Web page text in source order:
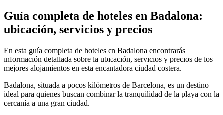
Guía completa de hoteles en Badalona:
ubicación, servicios y precios
En esta guía completa de hoteles en Badalona encontrarás
información detallada sobre la ubicación, servicios y precios de los
mejores alojamientos en esta encantadora ciudad costera.
Badalona, situada a pocos kilómetros de Barcelona, es un destino
ideal para quienes buscan combinar la tranquilidad de la playa con la
cercanía a una gran ciudad.